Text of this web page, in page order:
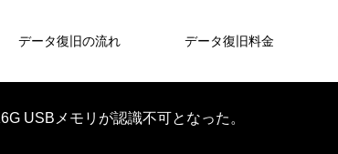
データ復旧の流れ データ復旧料金
USBメモリが認識不可となった。